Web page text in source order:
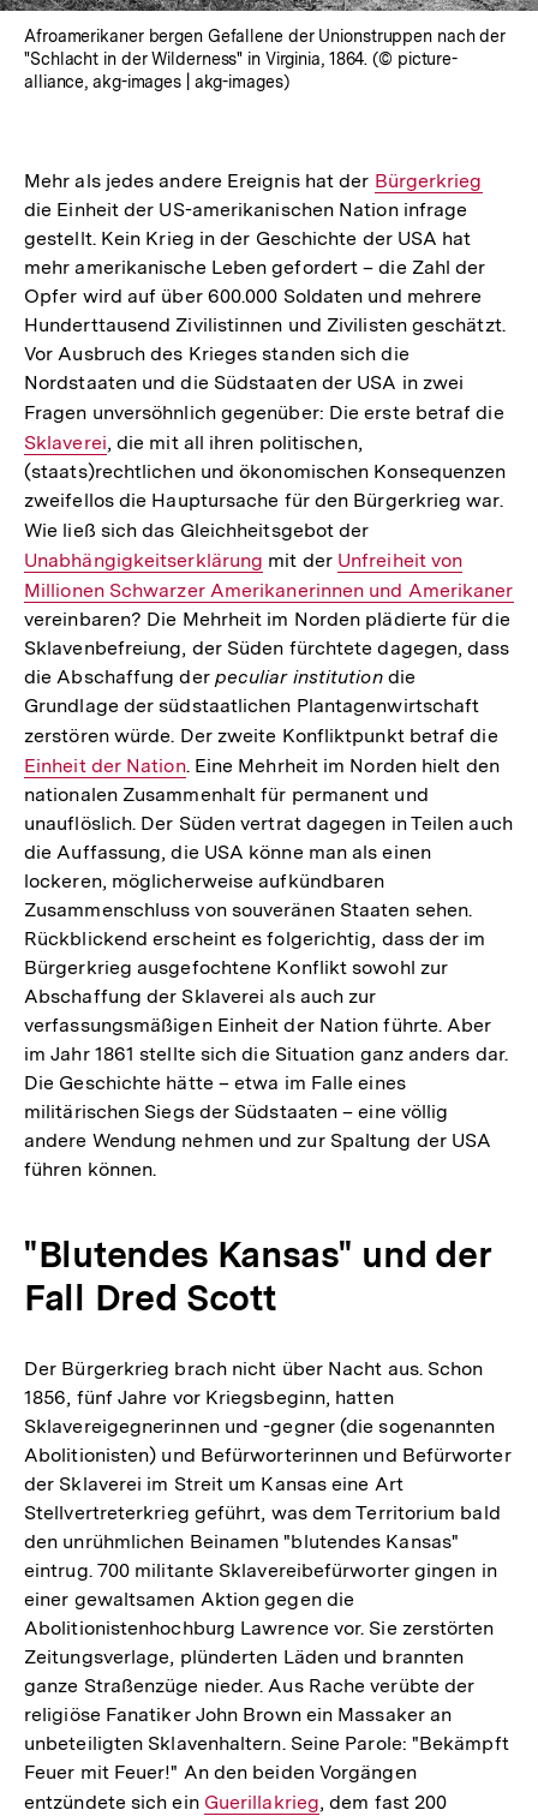
Afroamerikaner bergen Gefallene der Unionstruppen nach der
"Schlacht in der Wilderness" in Virginia, 1864. (© picture-
alliance, akg-images | akg-images)
Mehr als jedes andere Ereignis hat der Interner
Link:
Bürgerkrieg
die Einheit der US-amerikanischen Nation infrage
gestellt. Kein Krieg in der Geschichte der USA hat
mehr amerikanische Leben gefordert – die Zahl der
Opfer wird auf über 600.000 Soldaten und mehrere
Hunderttausend Zivilistinnen und Zivilisten geschätzt.
Vor Ausbruch des Krieges standen sich die
Nordstaaten und die Südstaaten der USA in zwei
Fragen unversöhnlich gegenüber: Die erste betraf die
Sklaverei, die mit all ihren politischen,
(staats)rechtlichen und ökonomischen Konsequenzen
zweifellos die Hauptursache für den Bürgerkrieg war.
Wie ließ sich das Gleichheitsgebot der
Link:
Unabhängigkeitserklärung mit der Interner
Link:
Unfreiheit von
Millionen Schwarzer Amerikanerinnen und Amerikaner
vereinbaren? Die Mehrheit im Norden plädierte für die
Sklavenbefreiung, der Süden fürchtete dagegen, dass
die Abschaffung der peculiar institutiondie
Grundlage der südstaatlichen Plantagenwirtschaft
zerstören würde. Der zweite Konfliktpunkt betraf die
Einheit der Nation. Eine Mehrheit im Norden hielt den
nationalen Zusammenhalt für permanent und
unauflöslich. Der Süden vertrat dagegen in Teilen auch
die Auffassung, die USA könne man als einen
lockeren, möglicherweise aufkündbaren
Zusammenschluss von souveränen Staaten sehen.
Rückblickend erscheint es folgerichtig, dass der im
Bürgerkrieg ausgefochtene Konflikt sowohl zur
Abschaffung der Sklaverei als auch zur
verfassungsmäßigen Einheit der Nation führte. Aber
im Jahr 1861 stellte sich die Situation ganz anders dar.
Die Geschichte hätte – etwa im Falle eines
militärischen Siegs der Südstaaten – eine völlig
andere Wendung nehmen und zur Spaltung der USA
führen können.
"Blutendes Kansas" und der
Fall Dred Scott
Der Bürgerkrieg brach nicht über Nacht aus. Schon
1856, fünf Jahre vor Kriegsbeginn, hatten
Sklavereigegnerinnen und -gegner (die sogenannten
Abolitionisten) und Befürworterinnen und Befürworter
der Sklaverei im Streit um Kansas eine Art
Stellvertreterkrieg geführt, was dem Territorium bald
den unrühmlichen Beinamen "blutendes Kansas"
eintrug. 700 militante Sklavereibefürworter gingen in
einer gewaltsamen Aktion gegen die
Abolitionistenhochburg Lawrence vor. Sie zerstörten
Zeitungsverlage, plünderten Läden und brannten
ganze Straßenzüge nieder. Aus Rache verübte der
religiöse Fanatiker John Brown ein Massaker an
unbeteiligten Sklavenhaltern. Seine Parole: "Bekämpft
Feuer mit Feuer!" An den beiden Vorgängen
entzündete sich ein Interner
Guerillakrieg, dem fast 200